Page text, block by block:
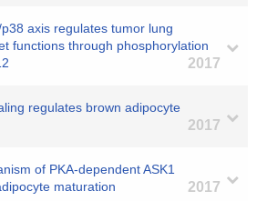
axis regulates tumor lung
functions through phosphorylation
2017
regulates brown adipocyte
2017
of PKA-dependent ASK1
maturation
2017